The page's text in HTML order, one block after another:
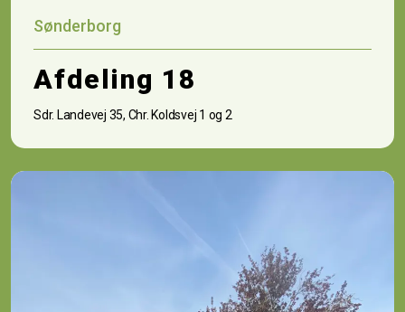
Sønderborg
Afdeling 18
Sdr. Landevej 35, Chr. Koldsvej 1 og 2